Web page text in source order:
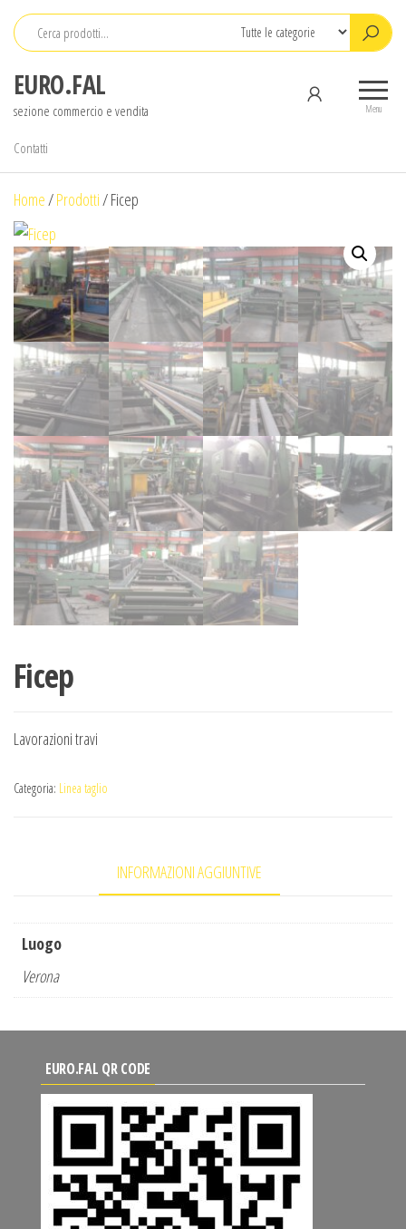
Salta
contenuto
EURO.FAL
sezione commercio e vendita Menu
Contatti
Home/Prodotti/Ficep
Ficep
Lavorazioni travi
Categoria: Linea taglio
INFORMAZIONI AGGIUNTIVE
Luogo
Verona
EURO.FAL QR CODE